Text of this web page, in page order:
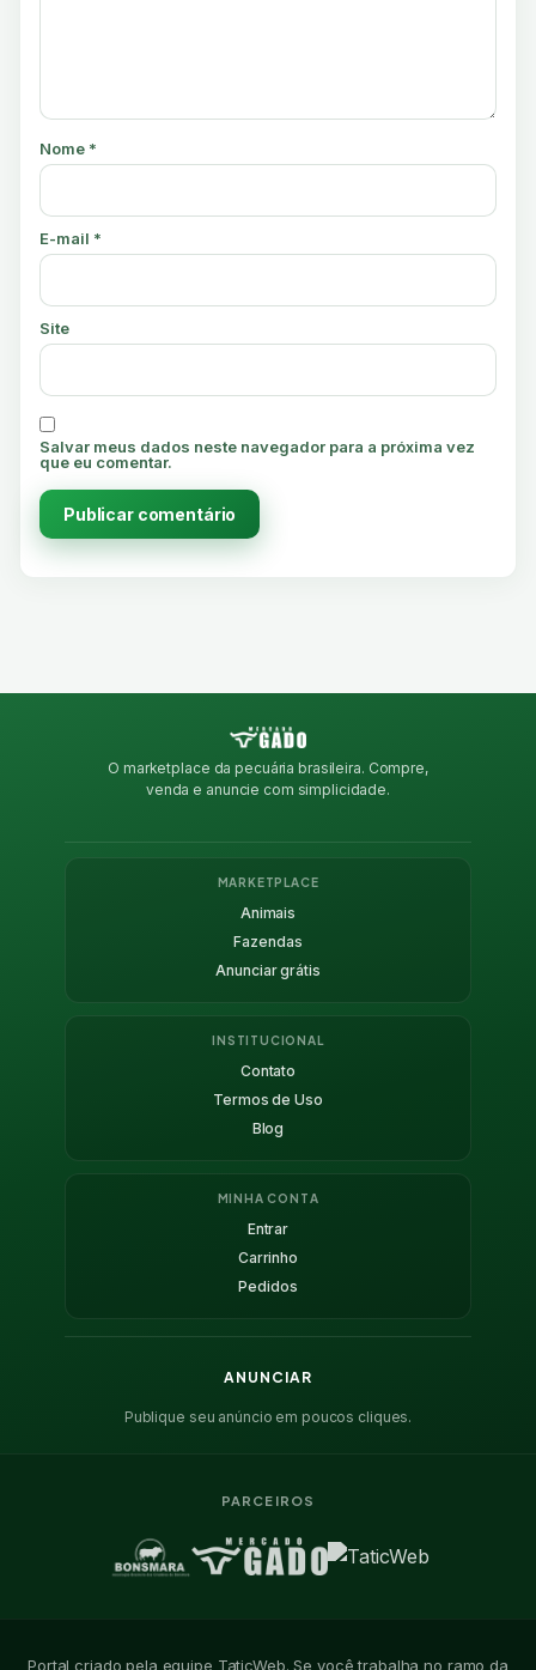
Nome *
E-mail *
Site
Salvar meus dados neste navegador para a próxima vez
que eu comentar.
O marketplace da pecuária brasileira. Compre,
venda e anuncie com simplicidade.
MARKETPLACE
Animais
Fazendas
Anunciar grátis
INSTITUCIONAL
Contato
Termos de Uso
Blog
MINHA CONTA
Entrar
Carrinho
Pedidos
ANUNCIAR
Publique seu anúncio em poucos cliques.
PARCEIROS
Portal criado pela equipe TaticWeb. Se você trabalha no ramo da